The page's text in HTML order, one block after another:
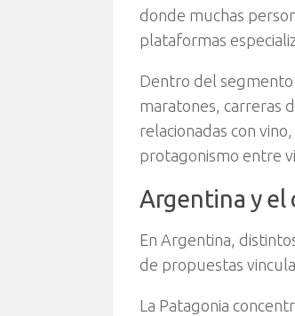
donde muchas
plataformas
Dentro del
maratones, carreras
relacionadas con
protagonismo entre
Argentina y el
En Argentina,
de propuestas
La Patagonia